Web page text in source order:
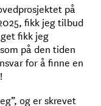
på
fikk jeg tilbud
fikk jeg
på den tiden
for å finne en
og er skrevet